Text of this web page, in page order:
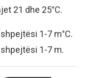
21 dhe 25°C.
1-7 m°C.
1-7 m.